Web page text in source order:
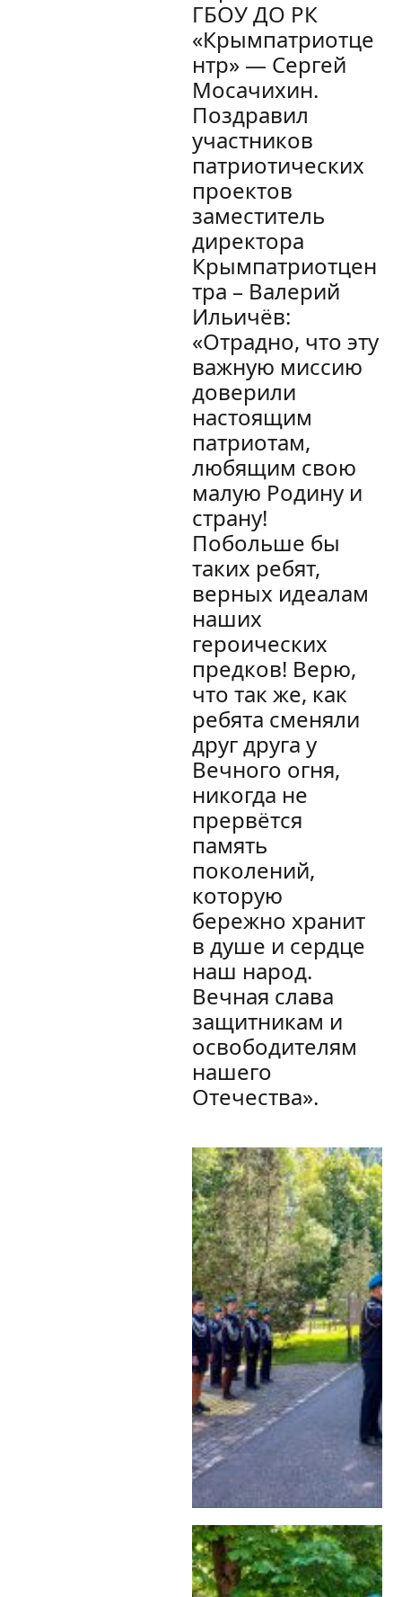
ГБОУ ДО РК
«Крымпатриотце
нтр» — Сергей
Мосачихин.
Поздравил
участников
патриотических
проектов
заместитель
директора
Крымпатриотцен
тра – Валерий
Ильичёв:
«Отрадно, что эту
важную миссию
доверили
настоящим
патриотам,
любящим свою
малую Родину и
страну!
Побольше бы
таких ребят,
верных идеалам
наших
героических
предков! Верю,
что так же, как
ребята сменяли
друг друга у
Вечного огня,
никогда не
прервётся
память
поколений,
которую
бережно хранит
в душе и сердце
наш народ.
Вечная слава
защитникам и
освободителям
нашего
Отечества».